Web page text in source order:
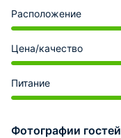
Расположение
Цена/качество
Питание
Фотографии гостей